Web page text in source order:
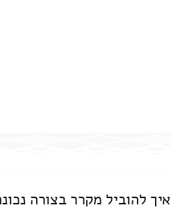
איך להוביל מקרר בצורה